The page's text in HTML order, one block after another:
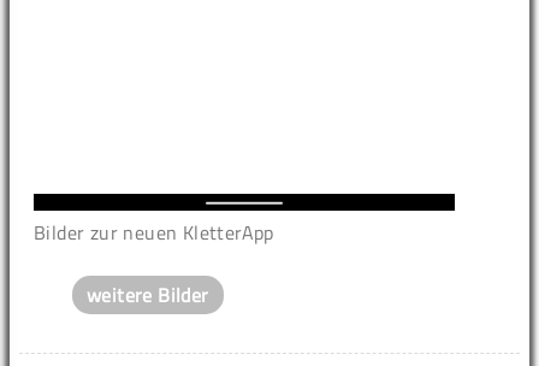
Bilder zur neuen KletterApp
weitere Bilder